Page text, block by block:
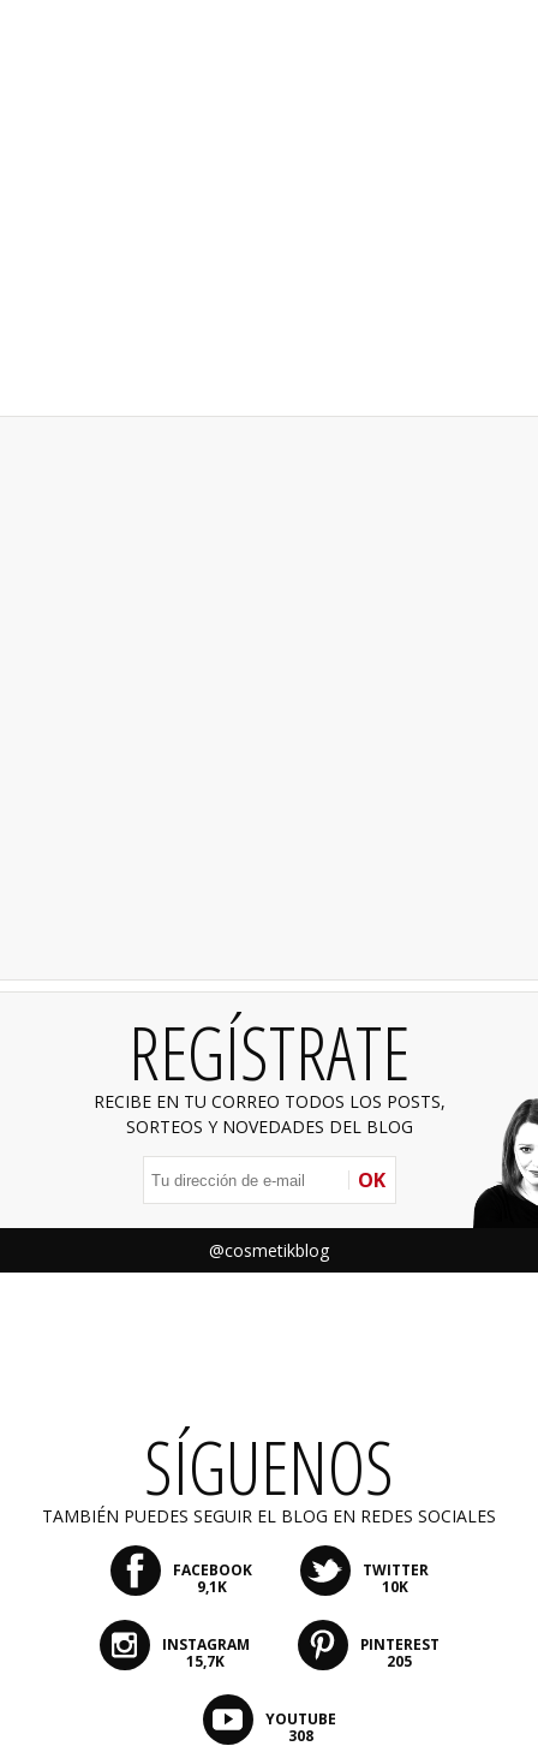
REGÍSTRATE
RECIBE EN TU CORREO TODOS LOS POSTS,
SORTEOS Y NOVEDADES DEL BLOG
OK
@cosmetikblog
SÍGUENOS
TAMBIÉN PUEDES SEGUIR EL BLOG EN REDES SOCIALES
FACEBOOK
9,1K
TWITTER
10K
INSTAGRAM
15,7K
PINTEREST
205
YOUTUBE
308